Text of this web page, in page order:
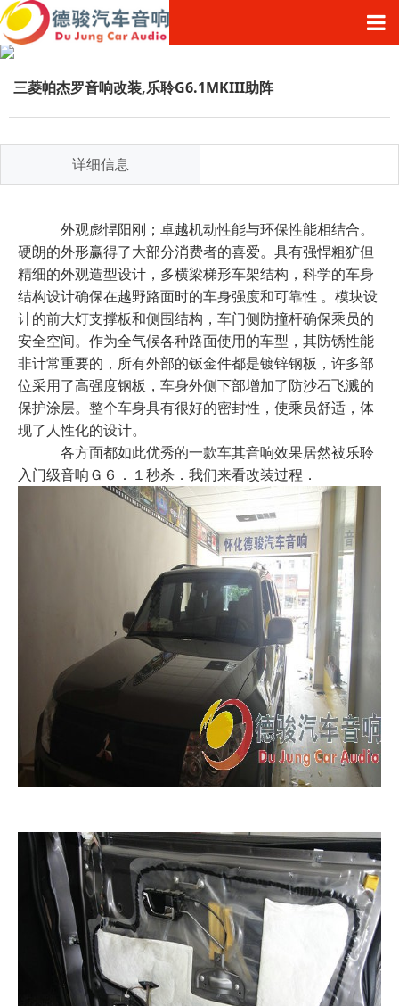
三菱帕杰罗音响改装,乐聆G6.1MKIII助阵
详细信息
外观彪悍阳刚；卓越机动性能与环保性能相结合。
硬朗的外形赢得了大部分消费者的喜爱。具有强悍粗犷但
精细的外观造型设计，多横梁梯形车架结构，科学的车身
结构设计确保在越野路面时的车身强度和可靠性 。模块设
计的前大灯支撑板和侧围结构，车门侧防撞杆确保乘员的
安全空间。作为全气候各种路面使用的车型，其防锈性能
非计常重要的，所有外部的钣金件都是镀锌钢板，许多部
位采用了高强度钢板，车身外侧下部增加了防沙石飞溅的
保护涂层。整个车身具有很好的密封性，使乘员舒适，体
现了人性化的设计。
各方面都如此优秀的一款车其音响效果居然被乐聆
入门级音响Ｇ６．１秒杀．我们来看改装过程．